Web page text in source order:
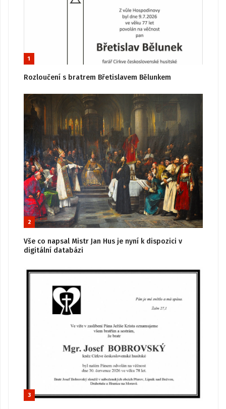
1
Rozloučení s bratrem Břetislavem Bělunkem
2
Vše co napsal Mistr Jan Hus je nyní k dispozici v
digitální databázi
3